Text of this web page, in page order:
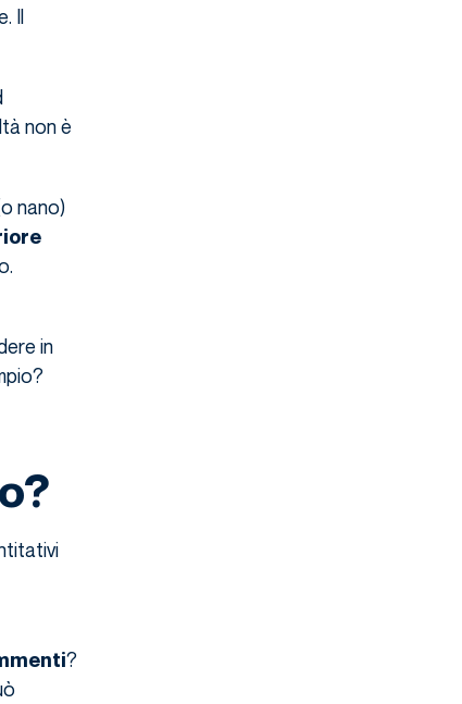
Il
non è
nano)
in
?